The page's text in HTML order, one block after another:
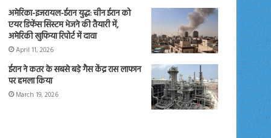
अमेरिका-इजरायल-ईरान युद्ध: चीन ईरान को
एयर डिफेंस सिस्टम भेजने की तैयारी में,
अमेरिकी खुफिया रिपोर्ट में दावा
April 11, 2026
ईरान ने कतर के सबसे बड़े गैस केंद्र रास लाफान
पर हमला किया
March 19, 2026